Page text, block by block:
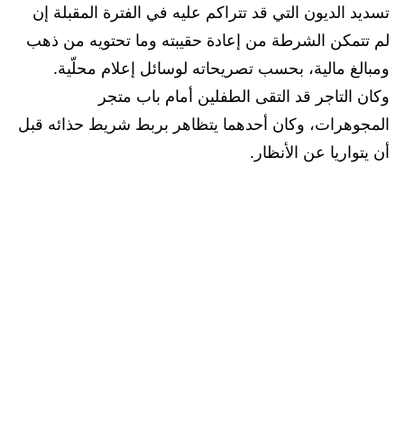
تسديد الديون التي قد تتراكم عليه في الفترة المقبلة إن
لم تتمكن الشرطة من إعادة حقيبته وما تحتويه من ذهب
ومبالغ مالية، بحسب تصريحاته لوسائل إعلام محلّية.
وكان التاجر قد التقى الطفلين أمام باب متجر
المجوهرات، وكان أحدهما يتظاهر بربط شريط حذائه قبل
أن يتواريا عن الأنظار.